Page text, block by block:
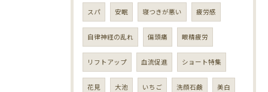
スパ 安眠 寝つきが悪い 疲労感
自律神経の乱れ 偏頭痛 眼精疲労
リフトアップ 血流促進 ショート特集
花見 大池 いちご 洗顔石鹸 美白